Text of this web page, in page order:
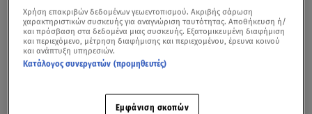
Χρήση επακριβών δεδομένων γεωεντοπισμού. Ακριβής σάρωση
χαρακτηριστικών συσκευής για αναγνώριση ταυτότητας. Αποθήκευση ή/
και πρόσβαση στα δεδομένα μιας συσκευής. Εξατομικευμένη διαφήμιση
και περιεχόμενο, μέτρηση διαφήμισης και περιεχομένου, έρευνα κοινού
και ανάπτυξη υπηρεσιών.
Κατάλογος συνεργατών (προμηθευτές)
Εμφάνιση σκοπών